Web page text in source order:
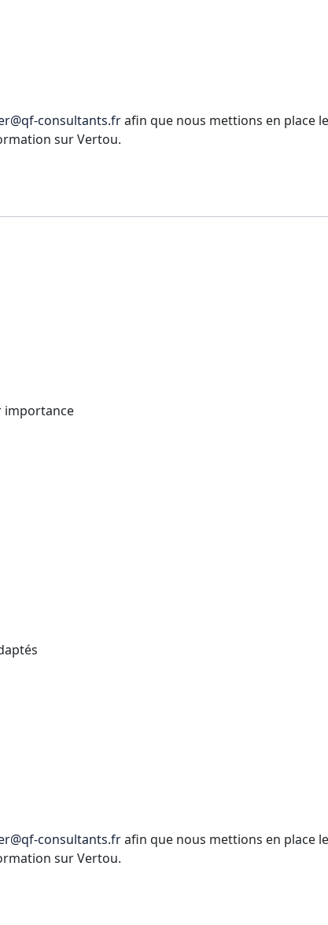
consultants.frafin que nous mettions en place
sur Vertou.
importance
consultants.frafin que nous mettions en place
sur Vertou.